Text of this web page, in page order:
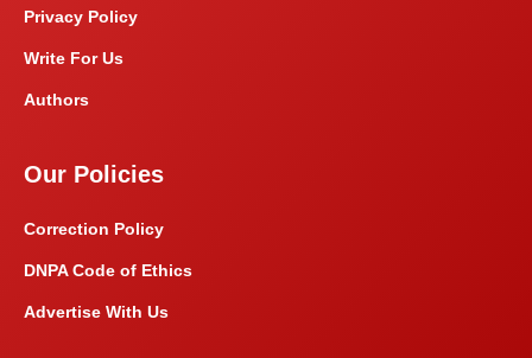
Privacy Policy
Write For Us
Authors
Our Policies
Correction Policy
DNPA Code of Ethics
Advertise With Us